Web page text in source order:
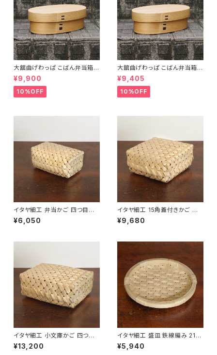
大舘曲げわっぱ こばん弁当箱
（中） りょうび庵 秋田県大舘市
【伝統的工芸品】【民藝品】【ギフ
ト プレゼント】【父の日 お誕生
日】
¥9,900
10%OFF
大舘曲げわっぱ こばん弁当箱
（小） りょうび庵 秋田県大舘市
【伝統的工芸品】【民藝品】【ギフ
ト プレゼント】【父の日 お誕生
日】
¥9,405
10%OFF
イタヤ細工 弁当かご 四つ目編
み【蓋付きかご】【秋田県角館】
【荒物】【伝統工芸品】【民藝品】
¥6,050
イタヤ細工 15角蓋付きかご 四
つ目編み【秋田県角館】【荒物】
【伝統工芸品】【民藝品】【ギフト
¥9,680
イタヤ細工 小文庫かご 四つ目
編み【蓋付きかご】【秋田県角館】
【荒物】【伝統工芸品】【民藝品】
¥13,200
イタヤ細工 盛皿 鉄線編み 21c
m【盆ざる】【秋田県角館】【荒
物】【料理道具 キッチンツール】
¥5,940